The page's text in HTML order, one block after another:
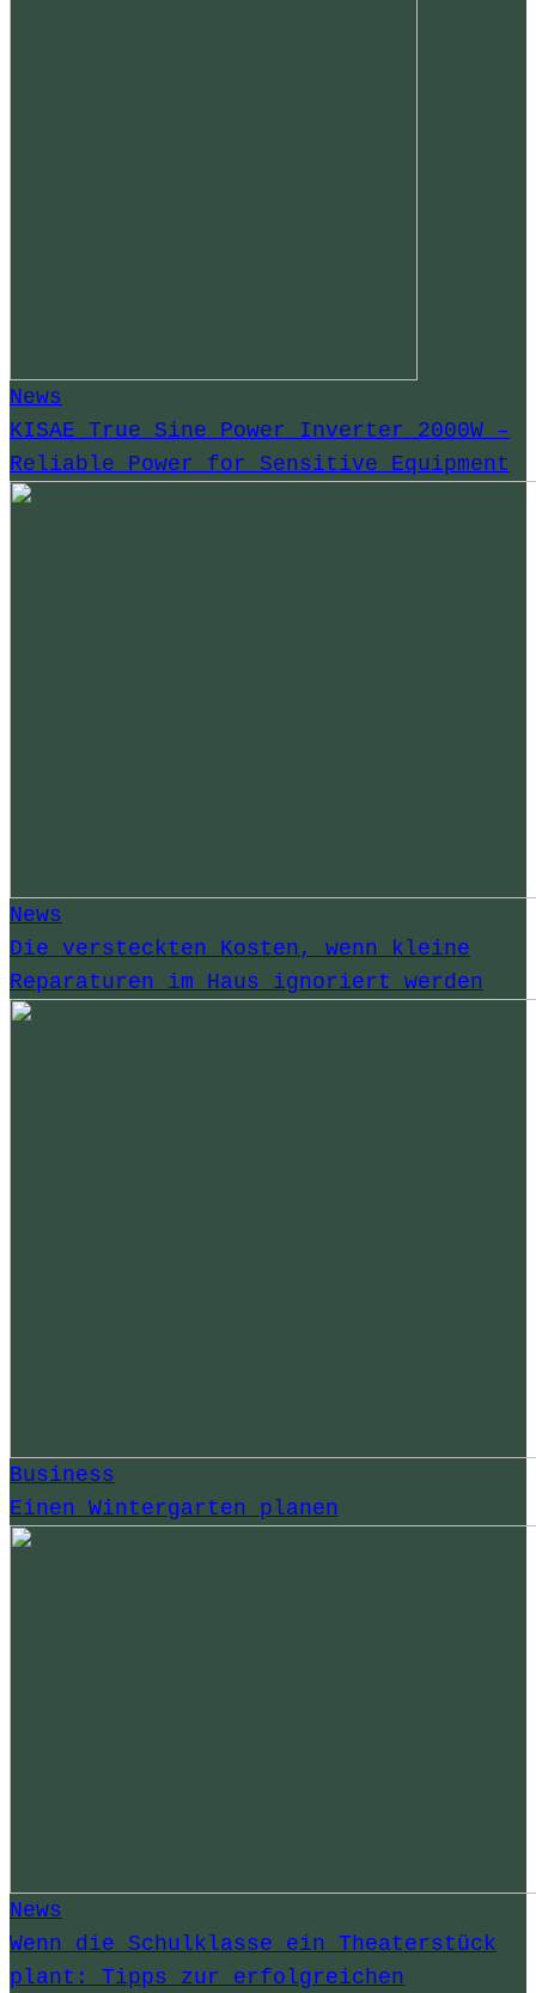
News
KISAE True Sine Power Inverter 2000W –
Reliable Power for Sensitive Equipment
News
Die versteckten Kosten, wenn kleine
Reparaturen im Haus ignoriert werden
Business
Einen Wintergarten planen
News
Wenn die Schulklasse ein Theaterstück
plant: Tipps zur erfolgreichen